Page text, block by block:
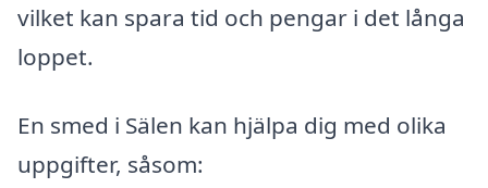
vilket kan spara tid och pengar i det långa
loppet.
En smed i Sälen kan hjälpa dig med olika
uppgifter, såsom: